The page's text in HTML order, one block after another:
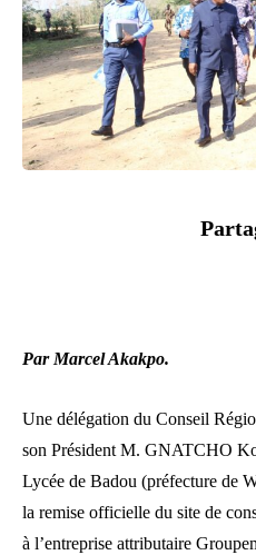
Par Marcel Akakpo.
Une délégation du Conseil
son Président M. GNATCHO
Lycée de Badou (préfecture de
la remise officielle du site de
à l’entreprise attributaire